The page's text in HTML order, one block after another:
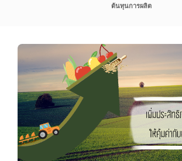
ต้นทุนการผลิต